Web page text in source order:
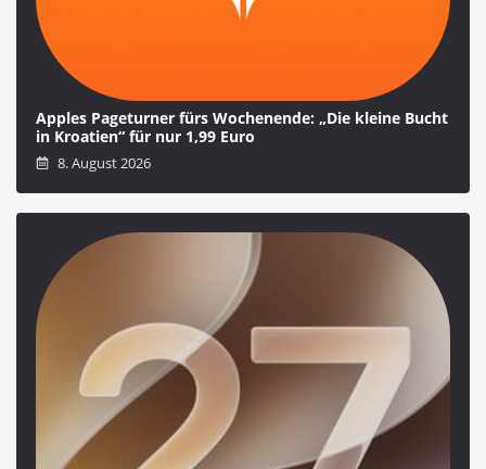
Apples Pageturner fürs Wochenende: „Die kleine Bucht
in Kroatien“ für nur 1,99 Euro
8. August 2026